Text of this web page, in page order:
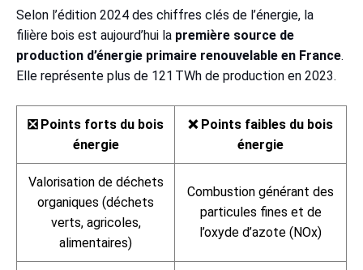
Selon l’édition 2024 des chiffres clés de l’énergie, la
filière bois est aujourd’hui la première source de
production d’énergie primaire renouvelable en France.
Elle représente plus de 121 TWh de production en 2023.
❎ Points forts du bois
énergie
❌ Points faibles du bois
énergie
Valorisation de déchets
organiques (déchets
verts, agricoles,
alimentaires)
Combustion générant des
particules fines et de
l’oxyde d’azote (NOx)